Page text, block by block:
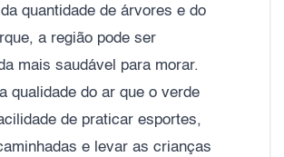
quantidade de árvores e do
a região pode ser
mais saudável para morar.
qualidade do ar que o verde
de praticar esportes,
e levar as crianças